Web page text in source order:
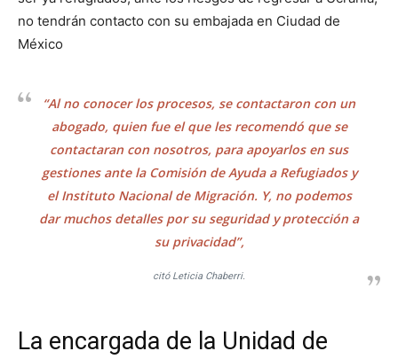
no tendrán contacto con su embajada en Ciudad de
México
“Al no conocer los procesos, se contactaron con un
abogado, quien fue el que les recomendó que se
contactaran con nosotros, para apoyarlos en sus
gestiones ante la Comisión de Ayuda a Refugiados y
el Instituto Nacional de Migración. Y, no podemos
dar muchos detalles por su seguridad y protección a
su privacidad”,
citó Leticia Chaberri.
La encargada de la Unidad de